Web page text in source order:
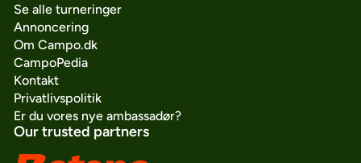
Se alle turneringer
Annoncering
Om Campo.dk
CampoPedia
Kontakt
Privatlivspolitik
Er du vores nye ambassadør?
Our trusted partners